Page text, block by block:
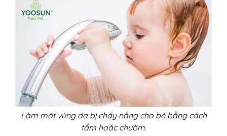
Làm mát vùng da bị cháy nắng cho bé bằng cách
tắm hoặc chườm.